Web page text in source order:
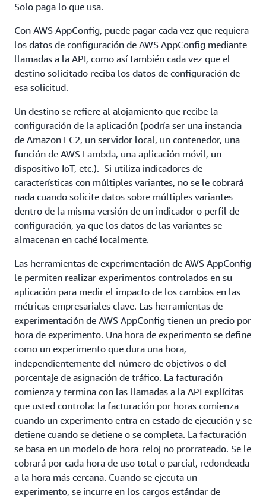
Solo paga lo que usa.
Con AWS AppConfig, puede pagar cada vez que requiera
los datos de configuración de AWS AppConfig mediante
llamadas a la API, como así también cada vez que el
destino solicitado reciba los datos de configuración de
esa solicitud.
Un destino se refiere al alojamiento que recibe la
configuración de la aplicación (podría ser una instancia
de Amazon EC2, un servidor local, un contenedor, una
función de AWS Lambda, una aplicación móvil, un
dispositivo IoT, etc.). Si utiliza indicadores de
características con múltiples variantes, no se le cobrará
nada cuando solicite datos sobre múltiples variantes
dentro de la misma versión de un indicador o perfil de
configuración, ya que los datos de las variantes se
almacenan en caché localmente.
Las herramientas de experimentación de AWS AppConfig
le permiten realizar experimentos controlados en su
aplicación para medir el impacto de los cambios en las
métricas empresariales clave. Las herramientas de
experimentación de AWS AppConfig tienen un precio por
hora de experimento. Una hora de experimento se define
como un experimento que dura una hora,
independientemente del número de objetivos o del
porcentaje de asignación de tráfico. La facturación
comienza y termina con las llamadas a la API explícitas
que usted controla: la facturación por horas comienza
cuando un experimento entra en estado de ejecución y se
detiene cuando se detiene o se completa. La facturación
se basa en un modelo de hora-reloj no prorrateado. Se le
cobrará por cada hora de uso total o parcial, redondeada
a la hora más cercana. Cuando se ejecuta un
experimento, se incurre en los cargos estándar de